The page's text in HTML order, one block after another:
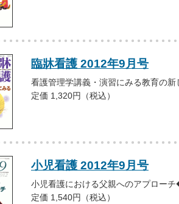
臨牀看護 2012年9月号
看護管理学講義・演習にみる教育の
定価 1,320円（税込）
小児看護 2012年9月号
小児看護における父親へのアプロー
定価 1,540円（税込）